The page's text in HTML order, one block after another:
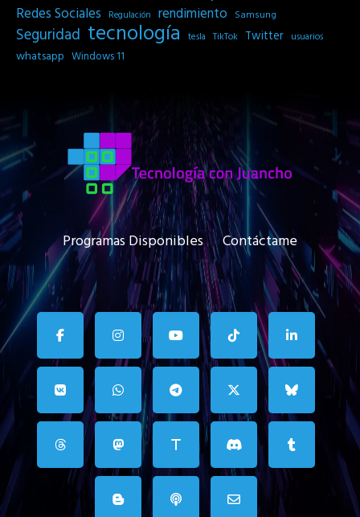
Redes Sociales
Regulación rendimiento Samsung
Seguridad tecnología tesla TikTok Twitter usuarios
whatsapp Windows 11
Programas Disponibles Contáctame